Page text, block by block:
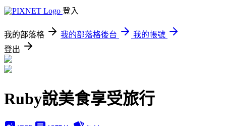
登入
我的部落格 我的部落格後台
我的帳號
登出
Ruby說美食享受旅行